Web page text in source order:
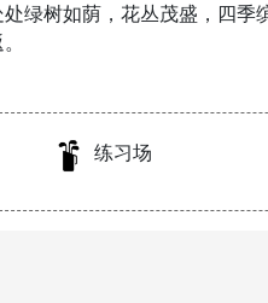
绿树如荫，花丛茂盛，四季
练习场